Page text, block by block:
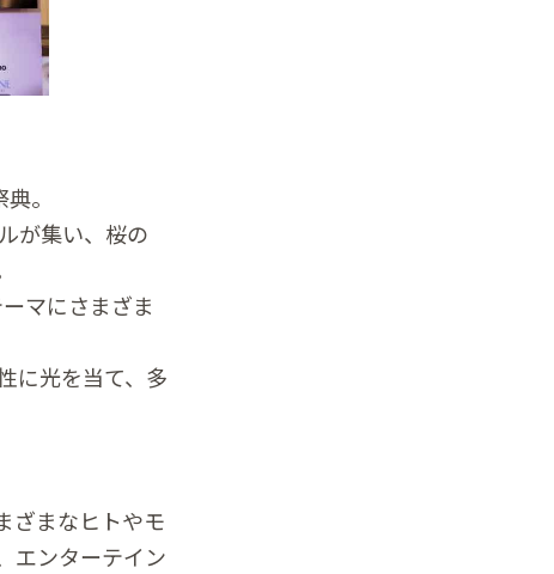
。
が集い、桜の
マにさまざま
に光を当て、多
ざまなヒトやモ
エンターテイン